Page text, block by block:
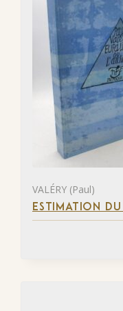
VALÉRY (Paul)
ESTIMATION